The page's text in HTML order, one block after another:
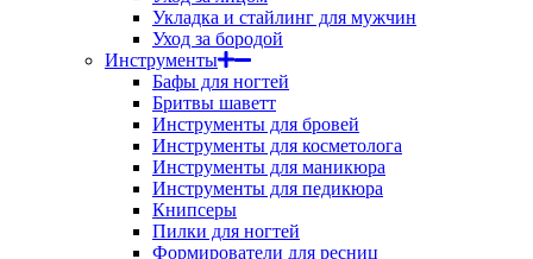
Укладка и стайлинг для мужчин
Уход за бородой
Инструменты
Бафы для ногтей
Бритвы шаветт
Инструменты для бровей
Инструменты для косметолога
Инструменты для маникюра
Инструменты для педикюра
Книпсеры
Пилки для ногтей
Формирователи для ресниц